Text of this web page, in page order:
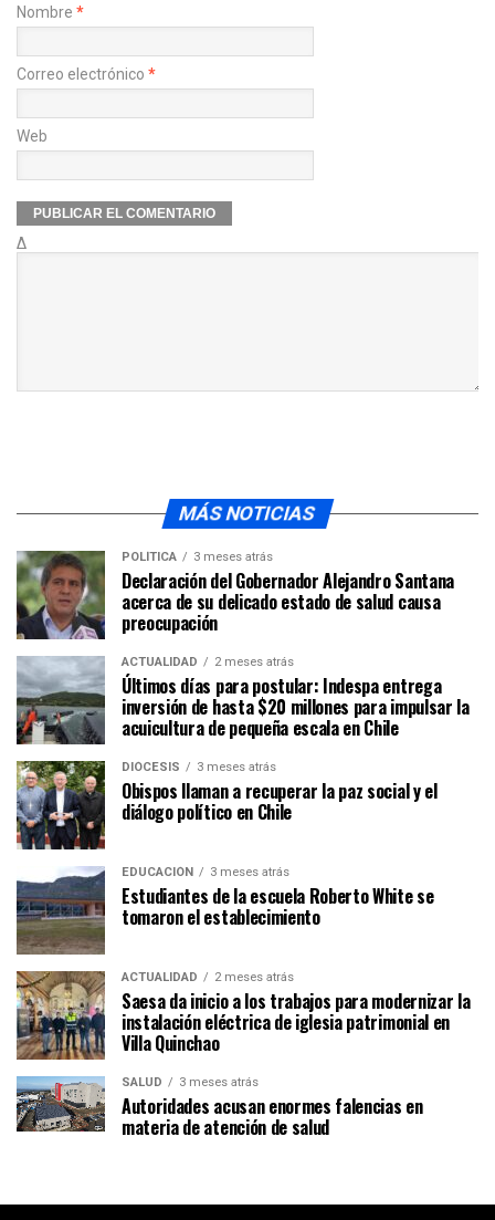
Nombre *
Correo electrónico *
Web
Δ
MÁS NOTICIAS
POLÍTICA 3 meses atrás
Declaración del Gobernador Alejandro Santana
acerca de su delicado estado de salud causa
preocupación
ACTUALIDAD 2 meses atrás
Últimos días para postular: Indespa entrega
inversión de hasta $20 millones para impulsar la
acuicultura de pequeña escala en Chile
DIÓCESIS 3 meses atrás
Obispos llaman a recuperar la paz social y el
diálogo político en Chile
EDUCACIÓN 3 meses atrás
Estudiantes de la escuela Roberto White se
tomaron el establecimiento
ACTUALIDAD 2 meses atrás
Saesa da inicio a los trabajos para modernizar la
instalación eléctrica de iglesia patrimonial en
Villa Quinchao
SALUD 3 meses atrás
Autoridades acusan enormes falencias en
materia de atención de salud